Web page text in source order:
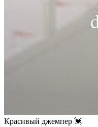
Красивый джемпер 💓